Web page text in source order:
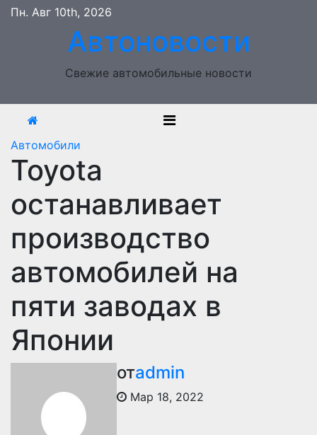
Перейти
содержимому
Пн. Авг 10th, 2026
Автоновости
Свежие автомобильные новости
Автомобили
Toyota
останавливает
производство
автомобилей на
пяти заводах в
Японии
отadmin
Мар 18, 2022